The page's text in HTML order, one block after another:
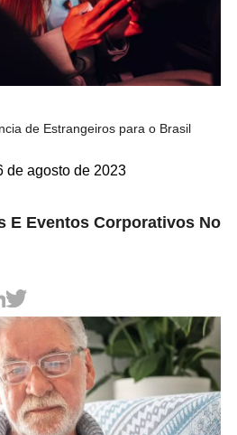
de Estrangeiros para o Brasil
de agosto de 2023
E Eventos Corporativos No